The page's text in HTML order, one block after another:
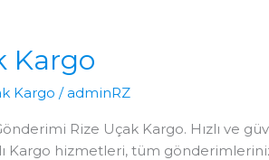
Kargo
Kargo /adminRZ
Rize Uçak Kargo. Hızlı ve
Kargo hizmetleri, tüm